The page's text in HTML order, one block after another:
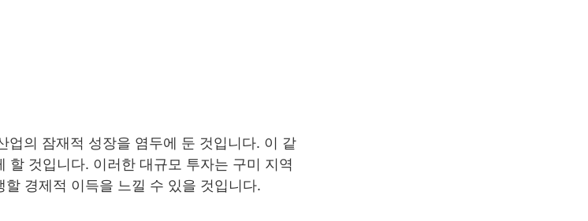
의 잠재적 성장을 염두에 둔 것입니다. 이 같
할 것입니다. 이러한 대규모 투자는 구미 지역
경제적 이득을 느낄 수 있을 것입니다.